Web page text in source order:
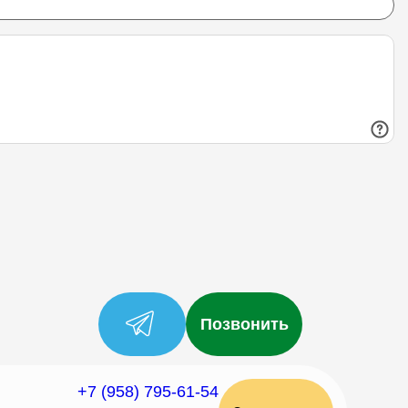
Позвонить
+7 (958) 795-61-54